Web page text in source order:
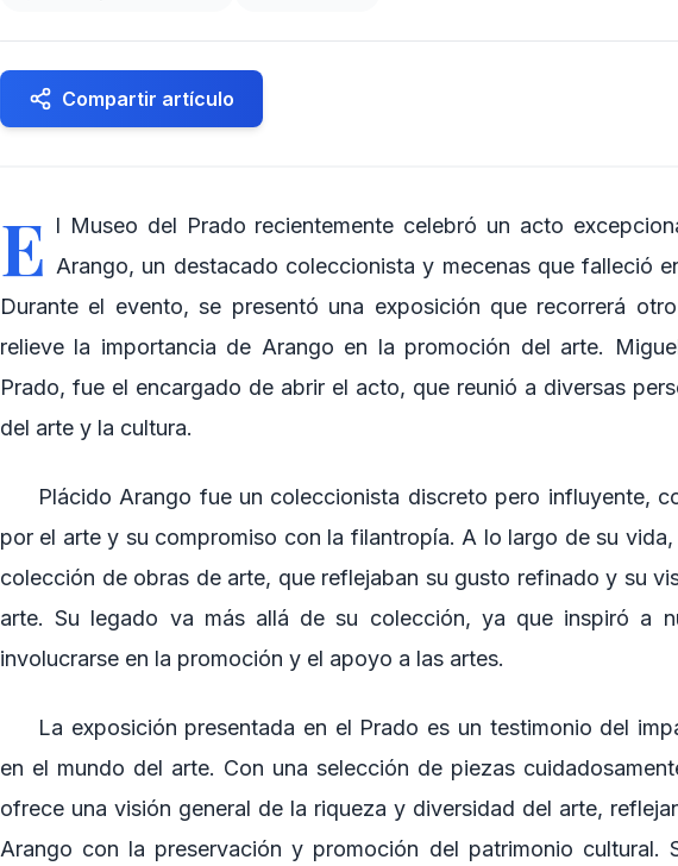
Compartir artículo
E l Museo del Prado recientemente celebró un acto
Arango, un destacado coleccionista y mecenas que falleció
Durante el evento, se presentó una exposición que recorrerá
relieve la importancia de Arango en la promoción del arte.
Prado, fue el encargado de abrir el acto, que reunió a diversas
del arte y la cultura.
Plácido Arango fue un coleccionista discreto pero influyente,
por el arte y su compromiso con la filantropía. A lo largo de su
colección de obras de arte, que reflejaban su gusto refinado y su
arte. Su legado va más allá de su colección, ya que inspiró a
involucrarse en la promoción y el apoyo a las artes.
La exposición presentada en el Prado es un testimonio del
en el mundo del arte. Con una selección de piezas
ofrece una visión general de la riqueza y diversidad del arte,
Arango con la preservación y promoción del patrimonio cultural.